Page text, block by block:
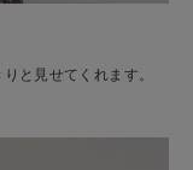
と見せてくれます。